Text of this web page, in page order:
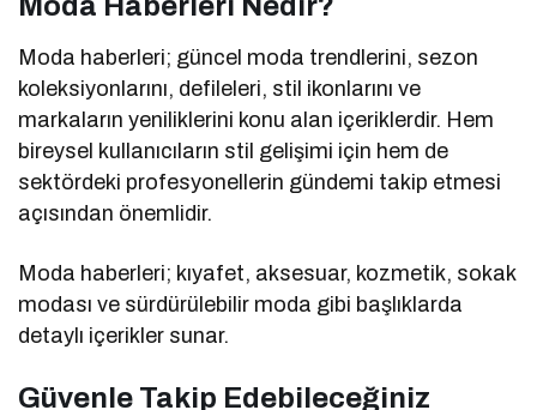
Moda haberleri; güncel moda trendlerini, sezon
koleksiyonlarını, defileleri, stil ikonlarını ve
markaların yeniliklerini konu alan içeriklerdir. Hem
bireysel kullanıcıların stil gelişimi için hem de
sektördeki profesyonellerin gündemi takip etmesi
açısından önemlidir.
Moda haberleri; kıyafet, aksesuar, kozmetik, sokak
modası ve sürdürülebilir moda gibi başlıklarda
detaylı içerikler sunar.
Güvenle Takip Edebileceğiniz